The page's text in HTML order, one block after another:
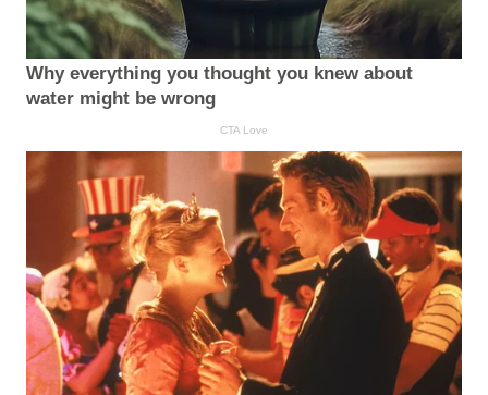
Why everything you thought you knew about
water might be wrong
CTA Love